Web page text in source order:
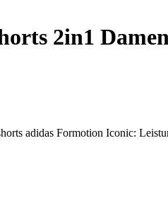
2in1
adidas Formotion Iconic: